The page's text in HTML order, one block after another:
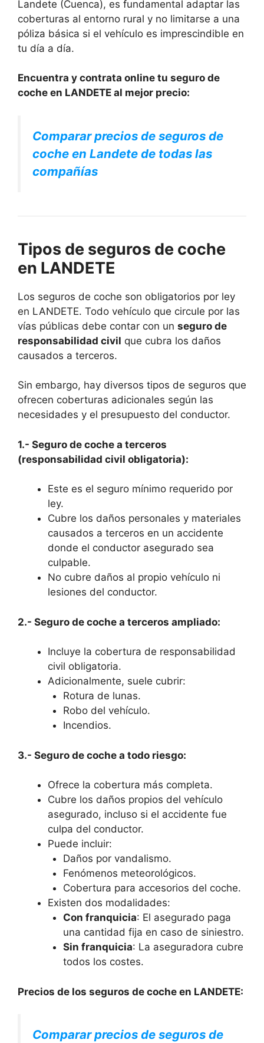
Landete (Cuenca), es fundamental adaptar las
coberturas al entorno rural y no limitarse a una
póliza básica si el vehículo es imprescindible en
tu día a día.
Encuentra y contrata online tu seguro de
coche en LANDETE al mejor precio:
Comparar precios de seguros de
coche en Landete de todas las
compañías
Tipos de seguros de coche
en LANDETE
Los seguros de coche son obligatorios por ley
en LANDETE. Todo vehículo que circule por las
vías públicas debe contar con un seguro de
responsabilidad civil que cubra los daños
causados a terceros.
Sin embargo, hay diversos tipos de seguros que
ofrecen coberturas adicionales según las
necesidades y el presupuesto del conductor.
1.- Seguro de coche a terceros
(responsabilidad civil obligatoria):
Este es el seguro mínimo requerido por
ley.
Cubre los daños personales y materiales
causados a terceros en un accidente
donde el conductor asegurado sea
culpable.
No cubre daños al propio vehículo ni
lesiones del conductor.
2.- Seguro de coche a terceros ampliado:
Incluye la cobertura de responsabilidad
civil obligatoria.
Adicionalmente, suele cubrir:
Rotura de lunas.
Robo del vehículo.
Incendios.
3.- Seguro de coche a todo riesgo:
Ofrece la cobertura más completa.
Cubre los daños propios del vehículo
asegurado, incluso si el accidente fue
culpa del conductor.
Puede incluir:
Daños por vandalismo.
Fenómenos meteorológicos.
Cobertura para accesorios del coche.
Existen dos modalidades:
Con franquicia: El asegurado paga
una cantidad fija en caso de siniestro.
Sin franquicia: La aseguradora cubre
todos los costes.
Precios de los seguros de coche en LANDETE:
Comparar precios de seguros de